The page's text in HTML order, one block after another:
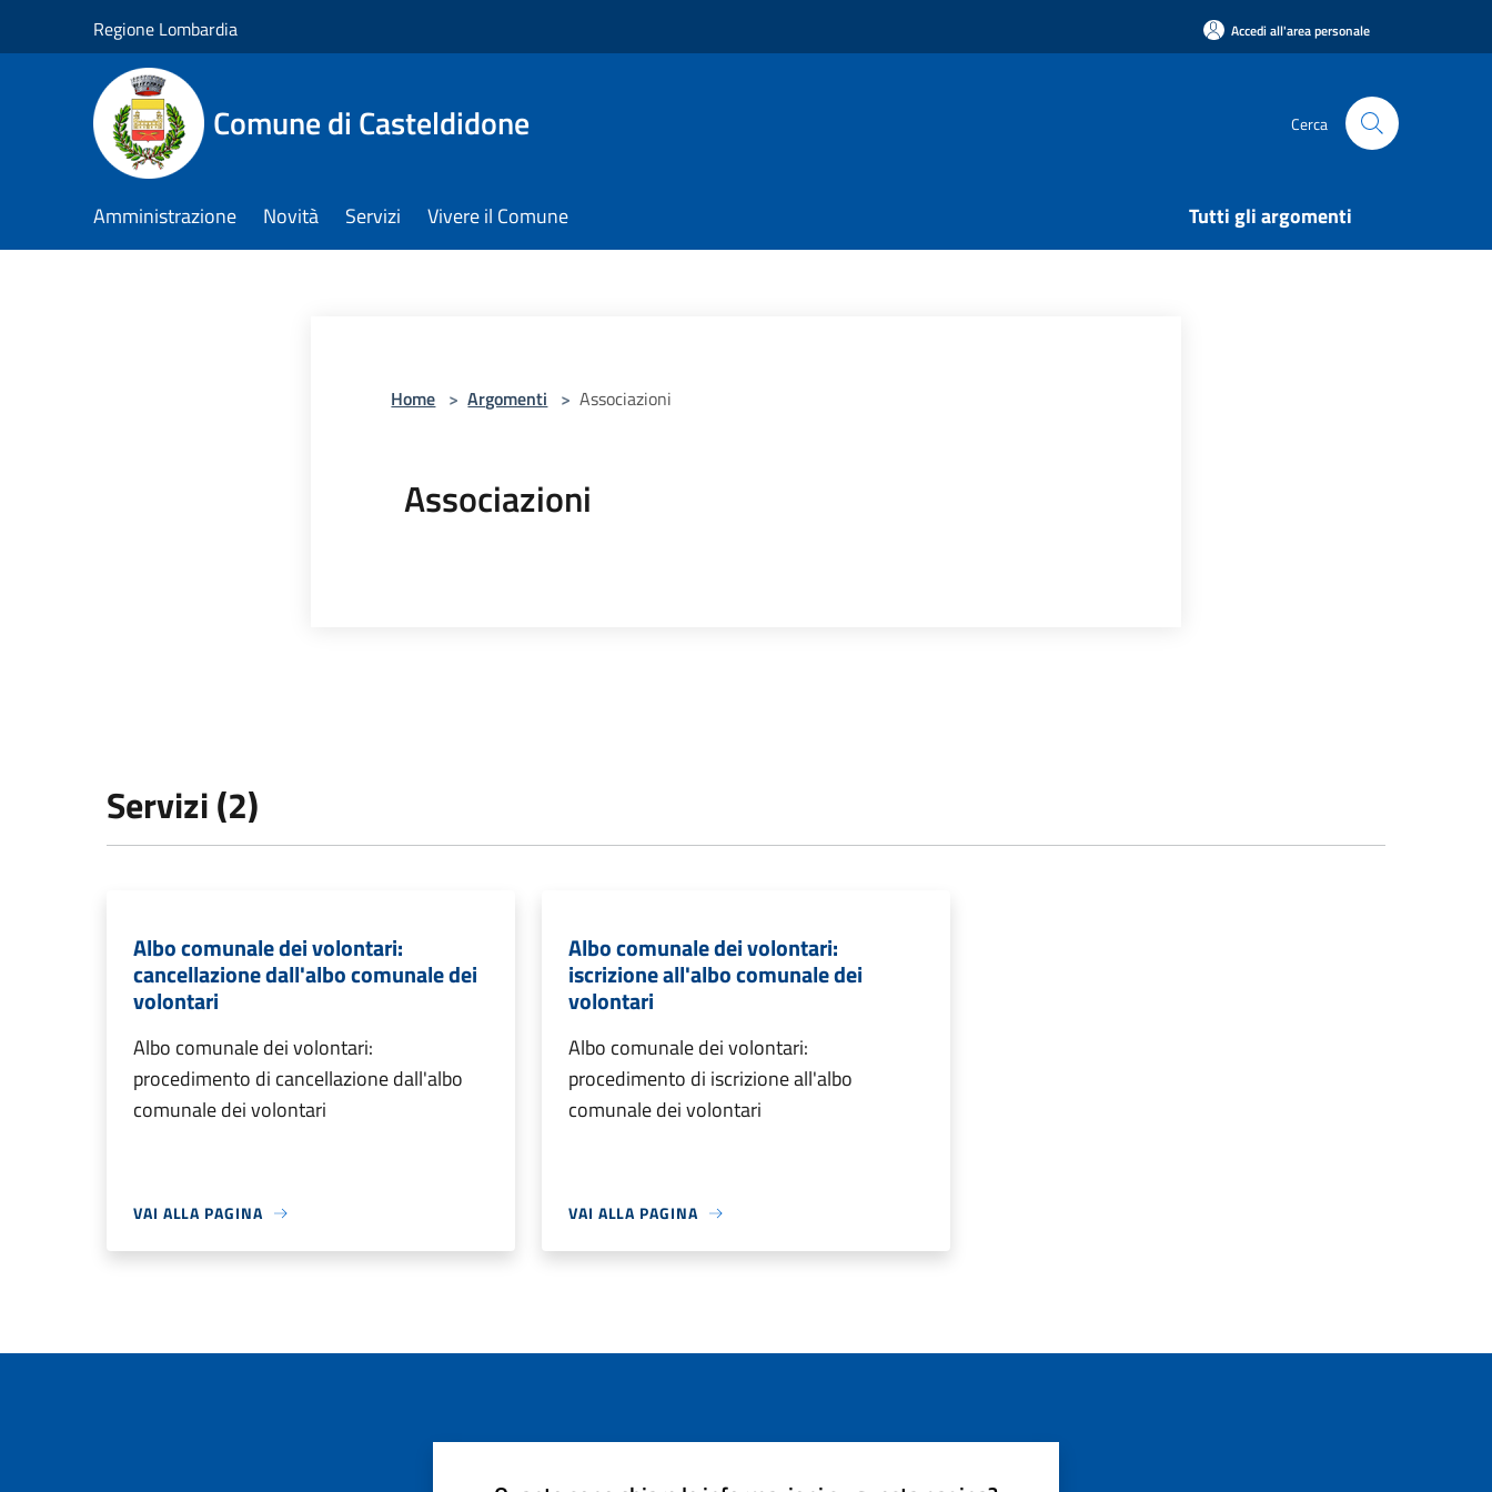
Regione Lombardia Accedi all'area personale
Comune di Casteldidone Cerca
Amministrazione Novità Servizi Vivere il Comune Tutti gli argomenti
Home > Argomenti > Associazioni
Associazioni
Servizi (2)
Albo comunale dei volontari:
cancellazione dall'albo comunale dei
volontari
Albo comunale dei volontari:
procedimento di cancellazione dall'albo
comunale dei volontari
VAI ALLA PAGINA
Albo comunale dei volontari:
iscrizione all'albo comunale dei
volontari
Albo comunale dei volontari:
procedimento di iscrizione all'albo
comunale dei volontari
VAI ALLA PAGINA